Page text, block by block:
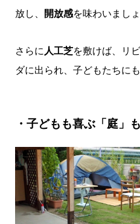
放し、
開放感を味わいましょ
さらに 人工芝を敷けば、リ
ダに出られ、子どもたちに
・子どもも喜ぶ「庭」